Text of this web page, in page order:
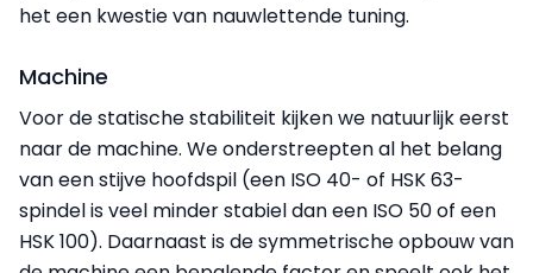
het een kwestie van nauwlettende tuning.
Machine
Voor de statische stabiliteit kijken we natuurlijk eerst
naar de machine. We onderstreepten al het belang
van een stijve hoofdspil (een ISO 40- of HSK 63-
spindel is veel minder stabiel dan een ISO 50 of een
HSK 100). Daarnaast is de symmetrische opbouw van